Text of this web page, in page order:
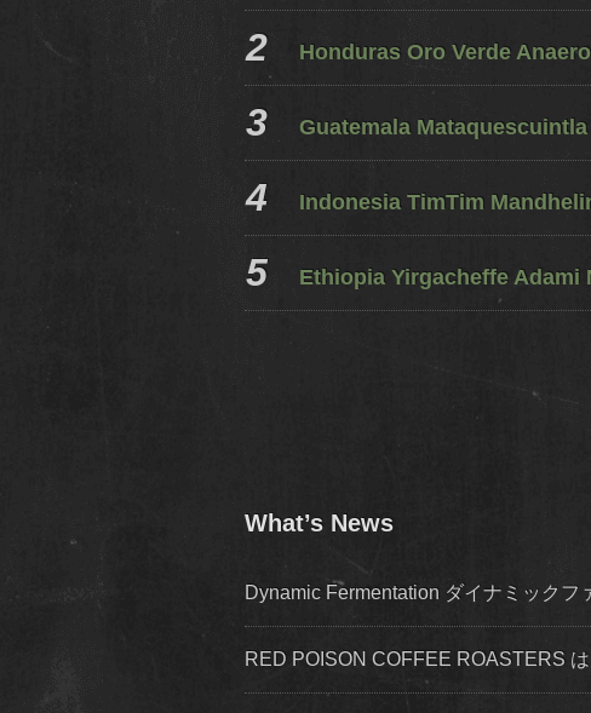
Honduras Oro Verde
Guatemala
Indonesia TimTim
Ethiopia Yirgacheffe Adami
What’s News
Dynamic Fermentation ダイナミックフ
RED POISON COFFEE ROASTERS